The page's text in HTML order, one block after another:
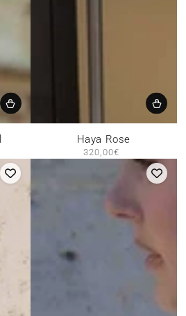
Haya Rose
Prix
normal
320,00€